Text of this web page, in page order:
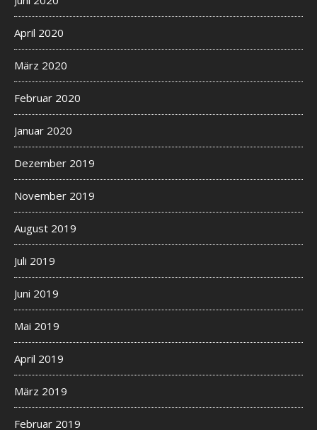
April 2020
März 2020
Februar 2020
Januar 2020
Dezember 2019
November 2019
August 2019
Juli 2019
Juni 2019
Mai 2019
April 2019
März 2019
Februar 2019